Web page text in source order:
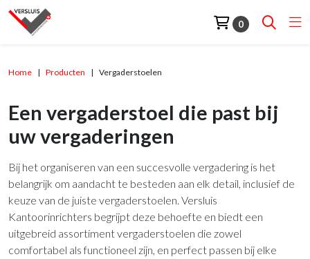
0
Home Producten Vergaderstoelen
Een vergaderstoel die past bij
uw vergaderingen
Bij het organiseren van een succesvolle vergadering is het
belangrijk om aandacht te besteden aan elk detail, inclusief de
keuze van de juiste vergaderstoelen. Versluis
Kantoorinrichters begrijpt deze behoefte en biedt een
uitgebreid assortiment vergaderstoelen die zowel
comfortabel als functioneel zijn, en perfect passen bij elke